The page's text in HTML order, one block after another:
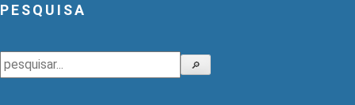
PESQUISA
Pesquisar 🔎